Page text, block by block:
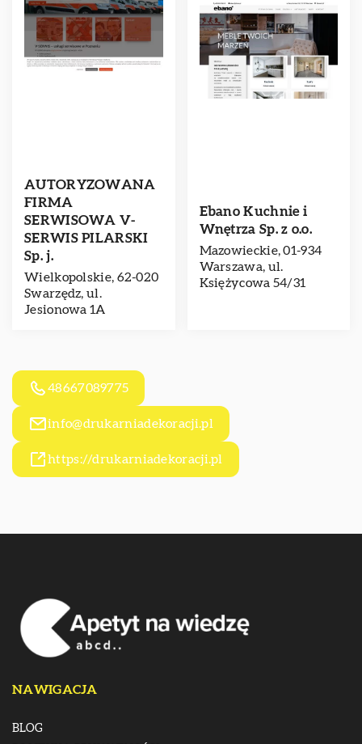
AUTORYZOWANA
FIRMA
SERWISOWA V-
SERWIS PILARSKI
Sp. j.
Wielkopolskie, 62-020
Swarzędz, ul.
Jesionowa 1A
Ebano Kuchnie i
Wnętrza Sp. z o.o.
Mazowieckie, 01-934
Warszawa, ul.
Księżycowa 54/31
48667089775
info@drukarniadekoracji.pl
https://drukarniadekoracji.pl
NAWIGACJA
BLOG